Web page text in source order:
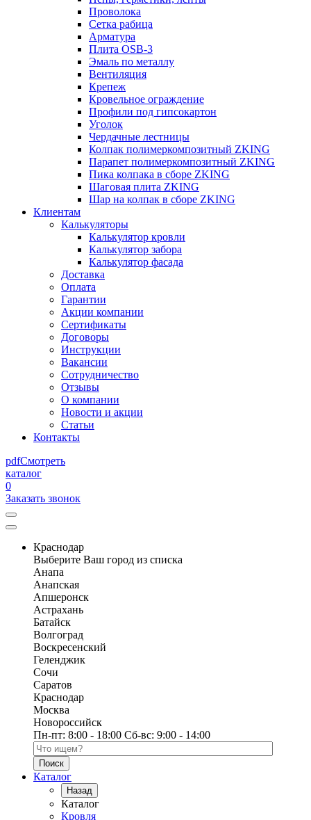
Проволока
Сетка рабица
Арматура
Плита OSB-3
Эмаль по металлу
Вентиляция
Крепеж
Кровельное ограждение
Профили под гипсокартон
Уголок
Чердачные лестницы
Колпак полимеркомпозитный ZKING
Парапет полимеркомпозитный ZKING
Пика колпака в сборе ZKING
Шаговая плита ZKING
Шар на колпак в сборе ZKING
Клиентам
Калькуляторы
Калькулятор кровли
Калькулятор забора
Калькулятор фасада
Доставка
Оплата
Гарантии
Акции компании
Сертификаты
Договоры
Инструкции
Вакансии
Сотрудничество
Отзывы
О компании
Новости и акции
Статьи
Контакты
pdfСмотреть
каталог
0
Заказать звонок
Краснодар
Выберите Ваш город из списка
Анапа
Анапская
Апшеронск
Астрахань
Батайск
Волгоград
Воскресенский
Геленджик
Сочи
Саратов
Краснодар
Москва
Новороссийск
Пн-пт: 8:00 - 18:00 Сб-вс: 9:00 - 14:00
Поиск по каталогу
Каталог
Назад
Каталог
Кровля